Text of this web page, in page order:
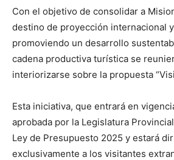
Con el objetivo de consolidar a
destino de proyección internacional
promoviendo un desarrollo
cadena productiva turística se
interiorizarse sobre la propuesta
Esta iniciativa, que entrará en
aprobada por la Legislatura
Ley de Presupuesto 2025 y estará
exclusivamente a los visitantes